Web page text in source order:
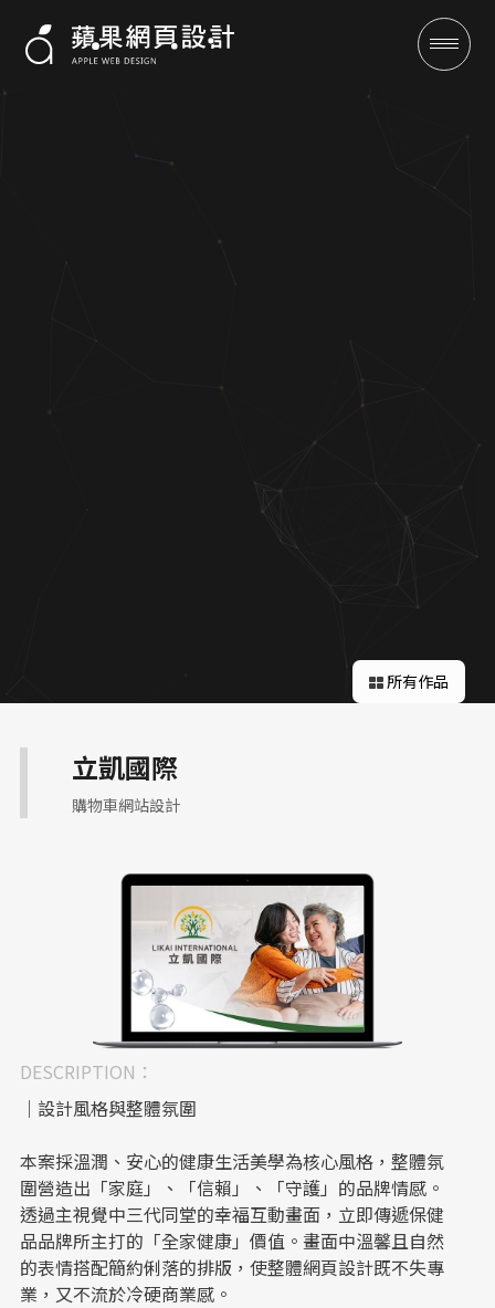
立凱國際-RWD網站設計案例|蘋
所有作品
立凱國際
購物車網站設計
DESCRIPTION：
｜設計風格與整體氛圍
本案採溫潤、安心的健康生活美學為核心風格，整體氛
圍營造出「家庭」、「信賴」、「守護」的品牌情感。
透過主視覺中三代同堂的幸福互動畫面，立即傳遞保健
品品牌所主打的「全家健康」價值。畫面中溫馨且自然
的表情搭配簡約俐落的排版，使整體網頁設計既不失專
業，又不流於冷硬商業感。